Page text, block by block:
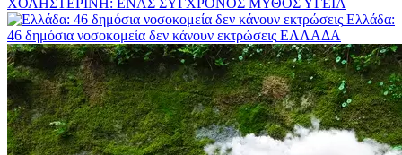
Ελλάδα:
46 δημόσια νοσοκομεία δεν κάνουν εκτρώσεις ΕΛΛΑΔΑ